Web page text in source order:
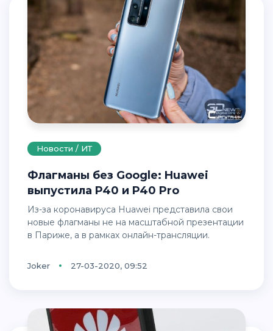
Новости / ИТ
Флагманы без Google: Huawei
выпустила P40 и P40 Pro
Из-за коронавируса Huawei представила свои
новые флагманы не на масштабной презентации
в Париже, а в рамках онлайн-трансляции.
Joker 27-03-2020, 09:52